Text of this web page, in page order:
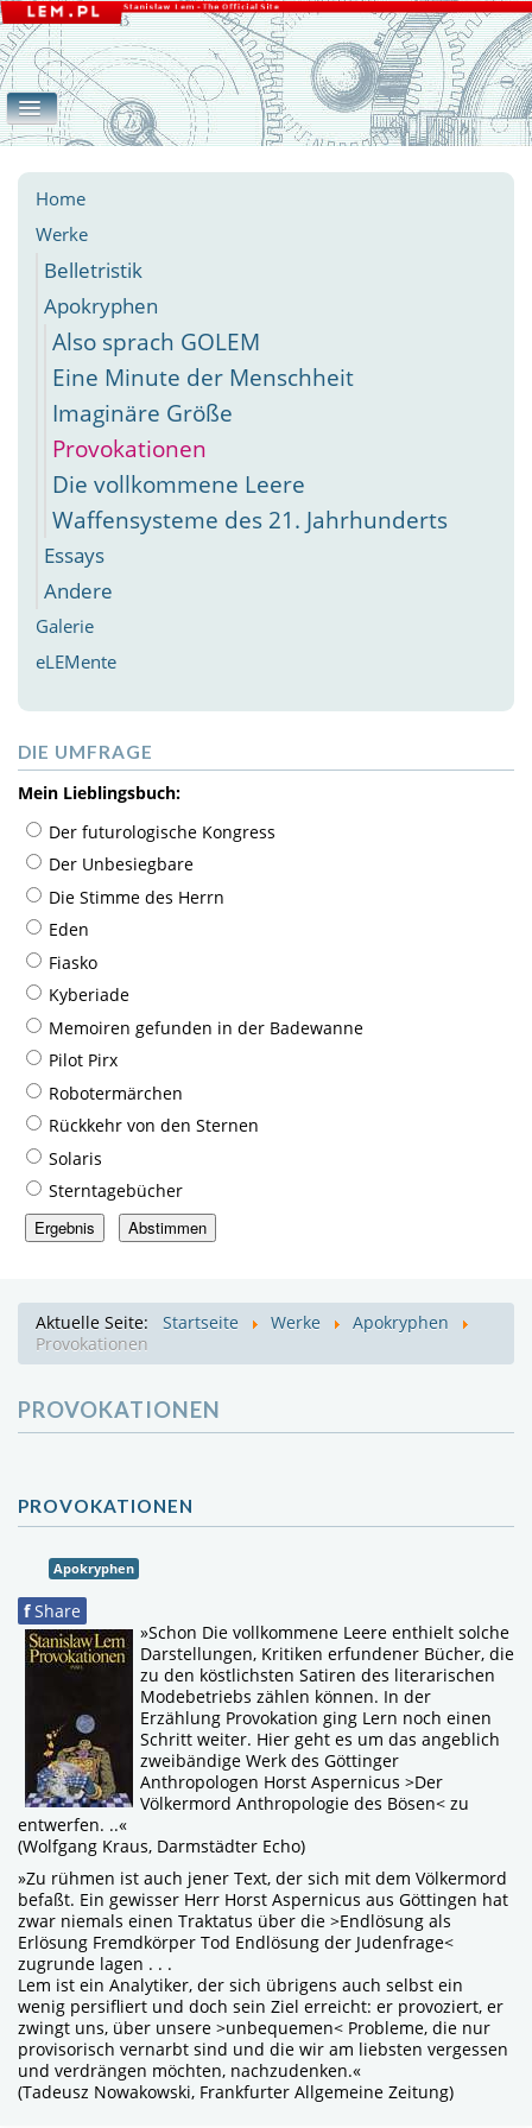
Belletristik
Home
Werke
Belletristik
Apokryphen
Also sprach GOLEM
Eine Minute der Menschheit
Imaginäre Größe
Provokationen
Die vollkommene Leere
Waffensysteme des 21. Jahrhunderts
Essays
Andere
Galerie
eLEMente
DIE UMFRAGE
Mein Lieblingsbuch:
Der futurologische Kongress
Der Unbesiegbare
Die Stimme des Herrn
Eden
Fiasko
Kyberiade
Memoiren gefunden in der Badewanne
Pilot Pirx
Robotermärchen
Rückkehr von den Sternen
Solaris
Sterntagebücher
Aktuelle Seite: Startseite Werke
Apokryphen
Provokationen
PROVOKATIONEN
PROVOKATIONEN
Apokryphen
f Share
»Schon Die vollkommene Leere enthielt solche
Darstellungen, Kritiken erfundener Bücher, die
zu den köstlichsten Satiren des literarischen
Modebetriebs zählen können. In der
Erzählung Provokation ging Lern noch einen
Schritt weiter. Hier geht es um das angeblich
zweibändige Werk des Göttinger
Anthropologen Horst Aspernicus >Der
Völkermord Anthropologie des Bösen< zu
entwerfen. ..«
(Wolfgang Kraus, Darmstädter Echo)
»Zu rühmen ist auch jener Text, der sich mit dem Völkermord
befaßt. Ein gewisser Herr Horst Aspernicus aus Göttingen hat
zwar niemals einen Traktatus über die >Endlösung als
Erlösung Fremdkörper Tod Endlösung der Judenfrage<
zugrunde lagen . . .
Lem ist ein Analytiker, der sich übrigens auch selbst ein
wenig persifliert und doch sein Ziel erreicht: er provoziert, er
zwingt uns, über unsere >unbequemen< Probleme, die nur
provisorisch vernarbt sind und die wir am liebsten vergessen
und verdrängen möchten, nachzudenken.«
(Tadeusz Nowakowski, Frankfurter Allgemeine Zeitung)